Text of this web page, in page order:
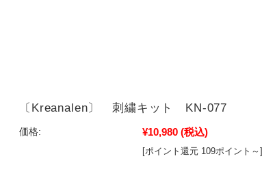
〔Kreanalen〕 刺繍キット KN-077
価格: ¥10,980 (税込)
[ポイント還元 109ポイント～]